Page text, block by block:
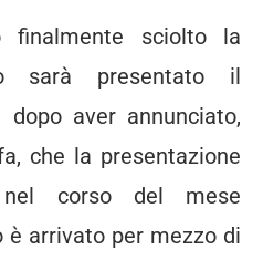
finalmente sciolto la
sarà presentato il
dopo aver annunciato,
che la presentazione
nel corso del mese
è arrivato per mezzo di